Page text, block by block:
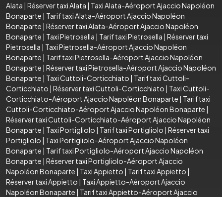
Alata | Réserver taxi Alata | Taxi Alata-Aéroport Ajaccio Napoléon
Bonaparte | Tarif taxi Alata-Aéroport Ajaccio Napoléon
Bonaparte | Réserver taxi Alata-Aéroport Ajaccio Napoléon
Bonaparte | Taxi Pietrosella | Tarif taxi Pietrosella | Réserver taxi
Pietrosella | Taxi Pietrosella-Aéroport Ajaccio Napoléon
Bonaparte | Tarif taxi Pietrosella-Aéroport Ajaccio Napoléon
Bonaparte | Réserver taxi Pietrosella-Aéroport Ajaccio Napoléon
Bonaparte | Taxi Cuttoli-Corticchiato | Tarif taxi Cuttoli-
Corticchiato | Réserver taxi Cuttoli-Corticchiato | Taxi Cuttoli-
Corticchiato-Aéroport Ajaccio Napoléon Bonaparte | Tarif taxi
Cuttoli-Corticchiato-Aéroport Ajaccio Napoléon Bonaparte |
Réserver taxi Cuttoli-Corticchiato-Aéroport Ajaccio Napoléon
Bonaparte | Taxi Portigliolo | Tarif taxi Portigliolo | Réserver taxi
Portigliolo | Taxi Portigliolo-Aéroport Ajaccio Napoléon
Bonaparte | Tarif taxi Portigliolo-Aéroport Ajaccio Napoléon
Bonaparte | Réserver taxi Portigliolo-Aéroport Ajaccio
Napoléon Bonaparte | Taxi Appietto | Tarif taxi Appietto |
Réserver taxi Appietto | Taxi Appietto-Aéroport Ajaccio
Napoléon Bonaparte | Tarif taxi Appietto-Aéroport Ajaccio